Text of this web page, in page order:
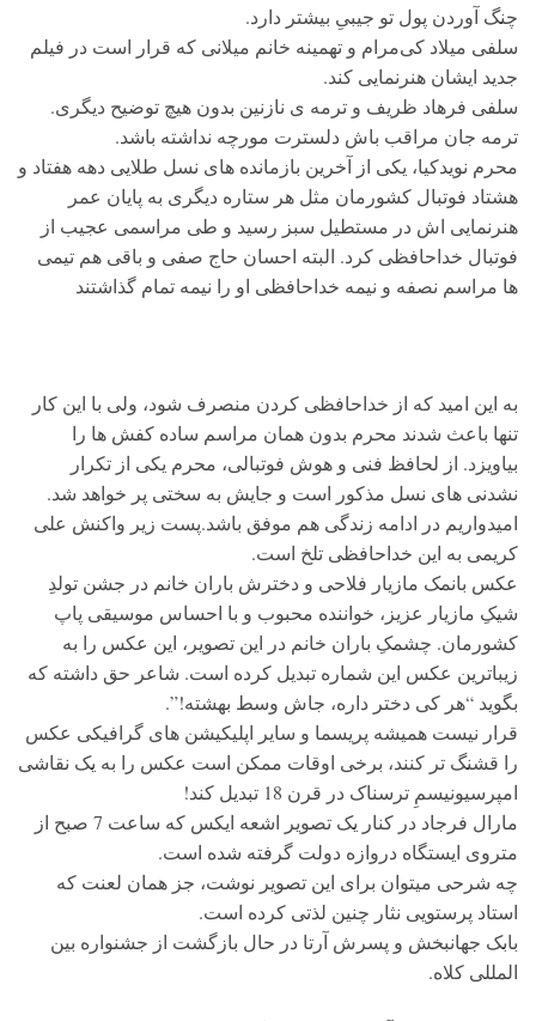
چنگ آوردن پول تو جیبیِ بیشتر دارد.
سلفی میلاد کی‌مرام و تهمینه خانم میلانی که قرار است در فیلم
جدید ایشان هنرنمایی کند.
سلفی فرهاد ظریف و ترمه ی نازنین بدون هیچ توضیح دیگری.
ترمه جان مراقب باش دلسترت مورچه نداشته باشد.
محرم نویدکیا، یکی از آخرین بازمانده های نسل طلایی دهه هفتاد و
هشتاد فوتبال کشورمان مثل هر ستاره دیگری به پایان عمر
هنرنمایی اش در مستطیل سبز رسید و طی مراسمی عجیب از
فوتبال خداحافظی کرد. البته احسان حاج صفی و باقی هم تیمی
ها مراسم نصفه و نیمه خداحافظی او را نیمه تمام گذاشتند
به این امید که از خداحافظی کردن منصرف شود، ولی با این کار
تنها باعث شدند محرم بدون همان مراسم ساده کفش ها را
بیاویزد. از لحافظ فنی و هوش فوتبالی، محرم یکی از تکرار
نشدنی های نسل مذکور است و جایش به سختی پر خواهد شد.
امیدواریم در ادامه زندگی هم موفق باشد.پست زیر واکنش علی
کریمی به این خداحافظی تلخ است.
عکس بانمک مازیار فلاحی و دخترش باران خانم در جشن تولدِ
شیکِ مازیار عزیز، خواننده محبوب و با احساس موسیقی پاپ
کشورمان. چشمکِ باران خانم در این تصویر، این عکس را به
زیباترین عکس این شماره تبدیل کرده است. شاعر حق داشته که
بگوید “هر کی دختر داره، جاش وسط بهشته!”.
قرار نیست همیشه پریسما و سایر اپلیکیشن های گرافیکی عکس
را قشنگ تر کنند، برخی اوقات ممکن است عکس را به یک نقاشی
امپرسیونیسمِ ترسناک در قرن 18 تبدیل کند!
مارال فرجاد در کنار یک تصویر اشعه ایکس که ساعت 7 صبح از
متروی ایستگاه دروازه دولت گرفته شده است.
چه شرحی میتوان برای این تصویر نوشت، جز همان لعنت که
استاد پرستویی نثار چنین لذتی کرده است.
بابک جهانبخش و پسرش آرتا در حال بازگشت از جشنواره بین
المللی کلاه.